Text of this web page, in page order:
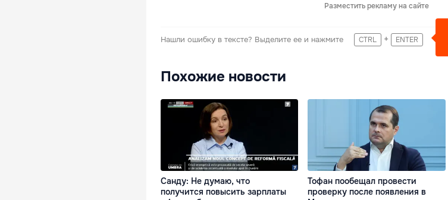
Разместить рекламу на сайте
Нашли ошибку в тексте? Выделите ее и нажмите CTRL + ENTER
Похожие новости
Санду: Не думаю, что
получится повысить зарплаты
Тофан пообещал провести
проверку после появления в